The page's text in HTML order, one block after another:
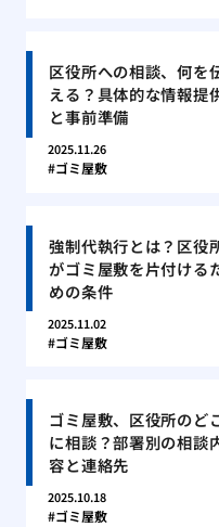
区役所への相談、何を
える？具体的な情報提
と事前準備
2025.11.26
ゴミ屋敷
強制代執行とは？区役
がゴミ屋敷を片付ける
めの条件
2025.11.02
ゴミ屋敷
ゴミ屋敷、区役所のど
に相談？部署別の相談
容と連絡先
2025.10.18
ゴミ屋敷